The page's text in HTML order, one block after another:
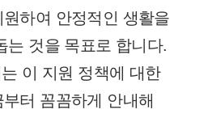
하여 안정적인 생활을
는 것을 목표로 합니다.
이 지원 정책에 대한
터 꼼꼼하게 안내해